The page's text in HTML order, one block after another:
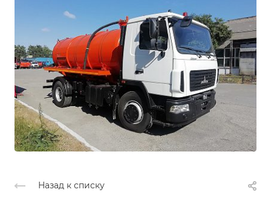
Назад к списку